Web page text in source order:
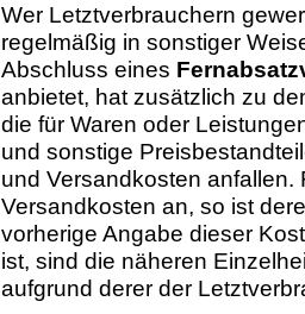
Wer Letztverbrauchern
regelmäßig in sonstiger
Abschluss eines
anbietet, hat zusätzlich zu
die für Waren oder
und sonstige
und Versandkosten
Versandkosten an, so ist
vorherige Angabe dieser
ist, sind die näheren
aufgrund derer der